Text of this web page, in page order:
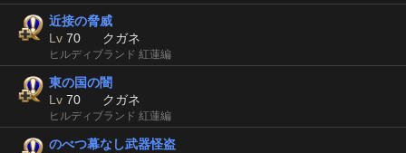
近接の脅威
Lv 70 クガネ
ヒルディブランド 紅蓮編
東の国の闇
Lv 70 クガネ
ヒルディブランド 紅蓮編
のべつ幕なし武器怪盗